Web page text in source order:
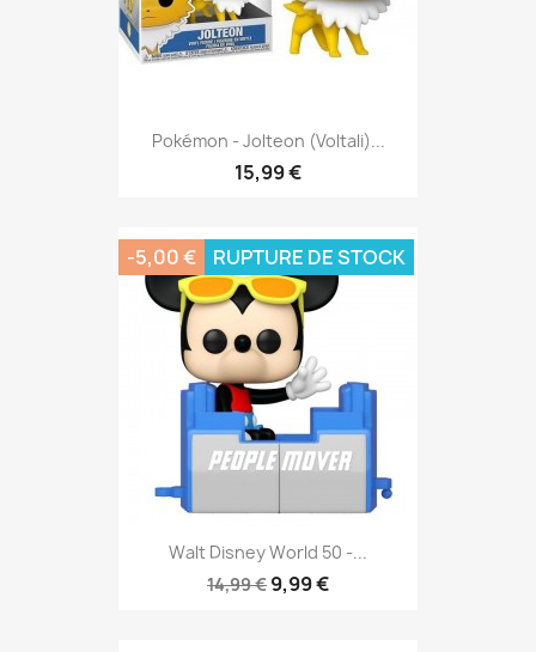
Pokémon - Jolteon (Voltali)...
15,99 €
Walt Disney World 50 -...
14,99 € 9,99 €
-5,00 € RUPTURE DE STOCK